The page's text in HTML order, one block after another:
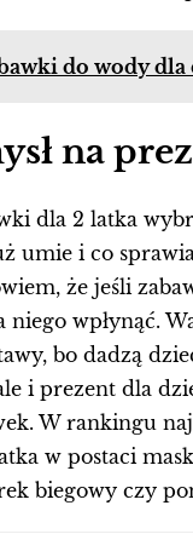
do wody dla
na
dla 2 latka
umie i co
że jeśli
niego wpłynąć.
bo dadzą
i prezent dla
W rankingu
w postaci
biegowy czy